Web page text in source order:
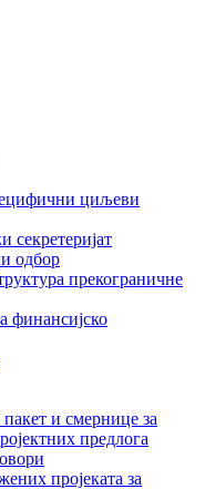
циљеви
секретеријат
одбор
прекограничне
финансијско
и смернице за
предлога
пројеката за